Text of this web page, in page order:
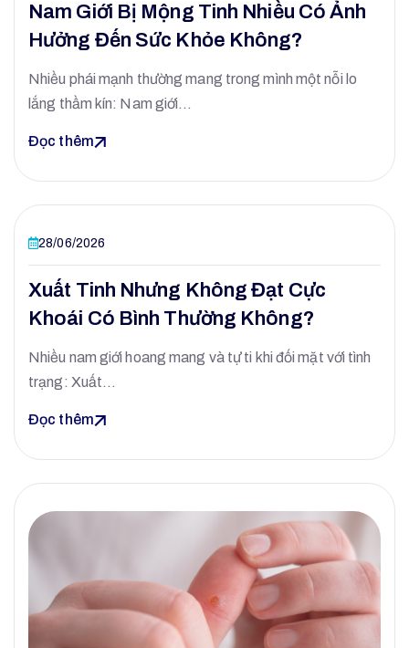
Nam Giới Bị Mộng Tinh Nhiều Có Ảnh
Hưởng Đến Sức Khỏe Không?
Nhiều phái mạnh thường mang trong mình một nỗi lo
lắng thầm kín: Nam giới…
Đọc thêm
28/06/2026
Xuất Tinh Nhưng Không Đạt Cực
Khoái Có Bình Thường Không?
Nhiều nam giới hoang mang và tự ti khi đối mặt với tình
trạng: Xuất…
Đọc thêm